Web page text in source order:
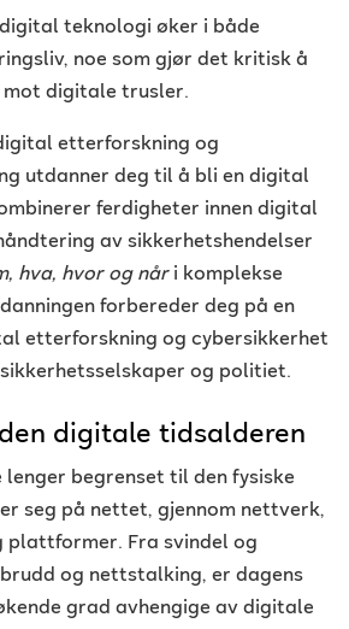
teknologi øker i både
noe som gjør det kritisk å
digitale trusler.
etterforskning og
utdanner deg til å bli en digital
ferdigheter innen digital
av sikkerhetshendelser
hva, hvor og nåri komplekse
forbereder deg på en
etterforskning og cybersikkerhet
og politiet.
digitale tidsalderen
begrenset til den fysiske
seg på nettet, gjennom nettverk,
plattformer. Fra svindel og
og nettstalking, er dagens
grad avhengige av digitale